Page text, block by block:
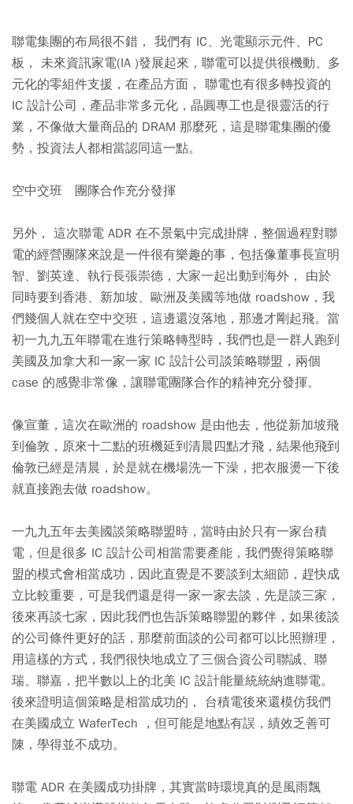
聯電集團的布局很不錯， 我們有 IC、光電顯示元件、PC
板， 未來資訊家電(IA )發展起來，聯電可以提供很機動、多
元化的零組件支援，在產品方面， 聯電也有很多轉投資的
IC 設計公司，產品非常多元化，晶圓專工也是很靈活的行
業，不像做大量商品的 DRAM 那麼死，這是聯電集團的優
勢，投資法人都相當認同這一點。
空中交班 團隊合作充分發揮
另外， 這次聯電 ADR 在不景氣中完成掛牌，整個過程對聯
電的經營團隊來說是一件很有樂趣的事，包括像董事長宣明
智、劉英達、執行長張崇德，大家一起出動到海外， 由於
同時要到香港、新加坡、歐洲及美國等地做 roadshow，我
們幾個人就在空中交班，這邊還沒落地，那邊才剛起飛。當
初一九九五年聯電在進行策略轉型時，我們也是一群人跑到
美國及加拿大和一家一家 IC 設計公司談策略聯盟，兩個
case 的感覺非常像，讓聯電團隊合作的精神充分發揮。
像宣董，這次在歐洲的 roadshow 是由他去，他從新加坡飛
到倫敦，原來十二點的班機延到清晨四點才飛，結果他飛到
倫敦已經是清晨，於是就在機場洗一下澡，把衣服燙一下後
就直接跑去做 roadshow。
一九九五年去美國談策略聯盟時，當時由於只有一家台積
電，但是很多 IC 設計公司相當需要產能，我們覺得策略聯
盟的模式會相當成功，因此直覺是不要談到太細節，趕快成
立比較重要，可是我們還是得一家一家去談，先是談三家，
後來再談七家，因此我們也告訴策略聯盟的夥伴，如果後談
的公司條件更好的話，那麼前面談的公司都可以比照辦理，
用這樣的方式，我們很快地成立了三個合資公司聯誠、聯
瑞、聯嘉，把半數以上的北美 IC 設計能量統統納進聯電。
後來證明這個策略是相當成功的， 台積電後來還模仿我們
在美國成立 WaferTech ，但可能是地點有誤，績效乏善可
陳，學得並不成功。
聯電 ADR 在美國成功掛牌，其實當時環境真的是風雨飄